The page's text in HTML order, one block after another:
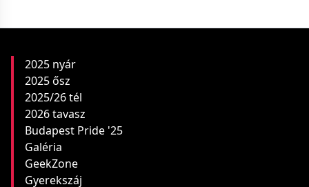
2025 nyár
2025 ősz
2025/26 tél
2026 tavasz
Budapest Pride '25
Galéria
GeekZone
Gyerekszáj